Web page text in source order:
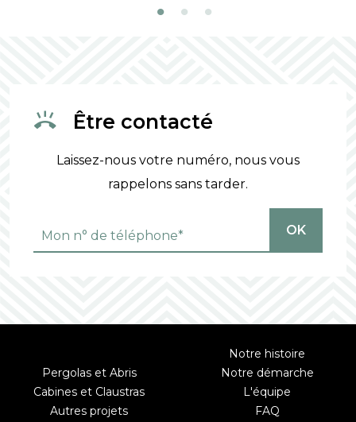
Être contacté
Laissez-nous votre numéro, nous vous
rappelons sans tarder.
OK
Pergolas et Abris
Cabines et Claustras
Autres projets
Notre histoire
Notre démarche
L'équipe
FAQ